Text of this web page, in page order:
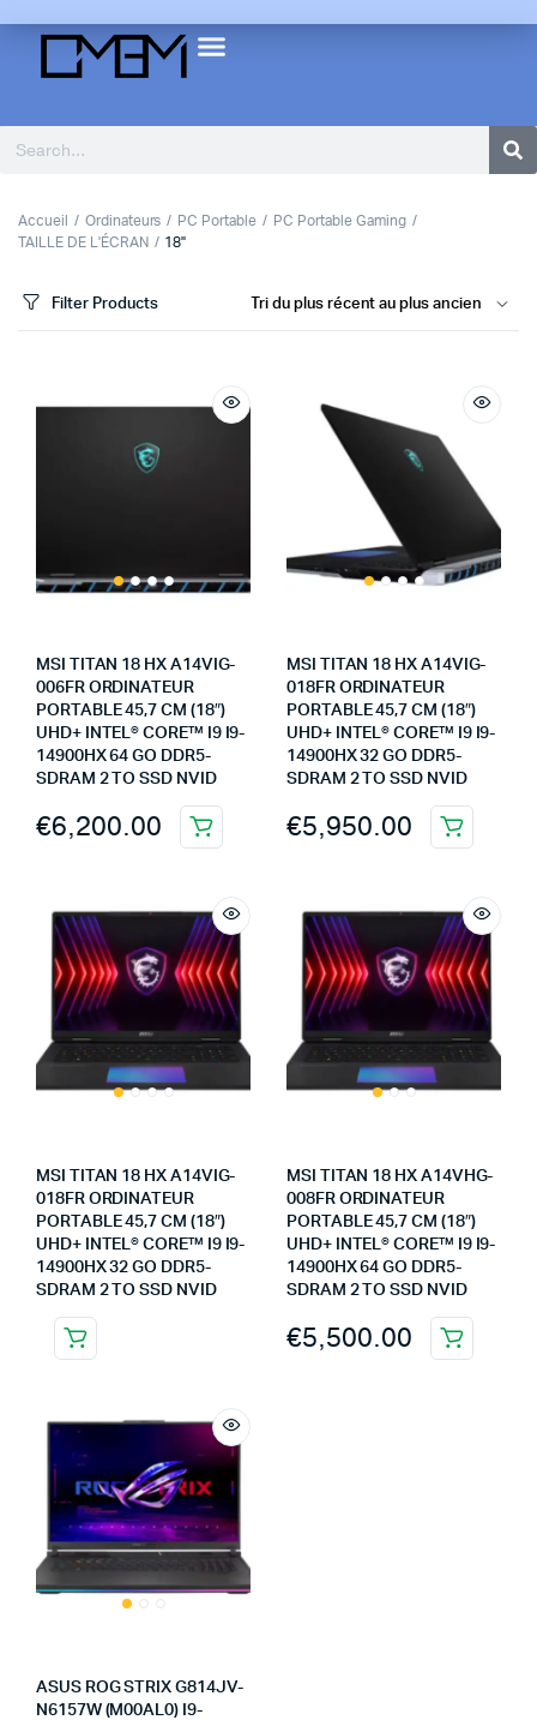
Accueil Ordinateurs PC Portable
PC Portable Gaming
TAILLE DE L'ÉCRAN
18"
Filter Products
MSI TITAN 18 HX A14VIG-
006FR ORDINATEUR
PORTABLE 45,7 CM (18″)
UHD+ INTEL® CORE™ I9 I9-
14900HX 64 GO DDR5-
SDRAM 2 TO SSD NVID
€6,200.00
MSI TITAN 18 HX A14VIG-
018FR ORDINATEUR
PORTABLE 45,7 CM (18″)
UHD+ INTEL® CORE™ I9 I9-
14900HX 32 GO DDR5-
SDRAM 2 TO SSD NVID
€5,950.00
MSI TITAN 18 HX A14VIG-
018FR ORDINATEUR
PORTABLE 45,7 CM (18″)
UHD+ INTEL® CORE™ I9 I9-
14900HX 32 GO DDR5-
SDRAM 2 TO SSD NVID
MSI TITAN 18 HX A14VHG-
008FR ORDINATEUR
PORTABLE 45,7 CM (18″)
UHD+ INTEL® CORE™ I9 I9-
14900HX 64 GO DDR5-
SDRAM 2 TO SSD NVID
€5,500.00
ASUS ROG STRIX G814JV-
N6157W (M00AL0) I9-